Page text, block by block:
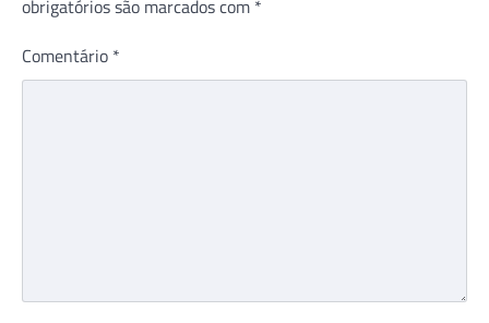
obrigatórios são marcados com *
Comentário *